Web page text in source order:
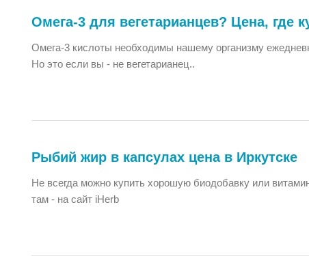
Омега-3 для вегетарианцев? Цена, где
Омега-3 кислоты необходимы нашему организму
Но это если вы - не вегетарианец..
Рыбий жир в капсулах цена в Иркутске
Не всегда можно купить хорошую биодобавку или
там - на сайт iHerb